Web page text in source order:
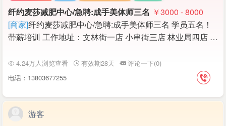
纤约麦莎减肥中心/急聘:成手美体师三名 ￥3000 - 8000
[商家]纤约麦莎减肥中心/急聘:成手美体师三名 学员五名！
带薪培训 工作地址：文林街一店 小串街三店 林业局四店 …
4.24万人浏览查看 有效期28天
评论一下(0)
电话：13803677255
游客